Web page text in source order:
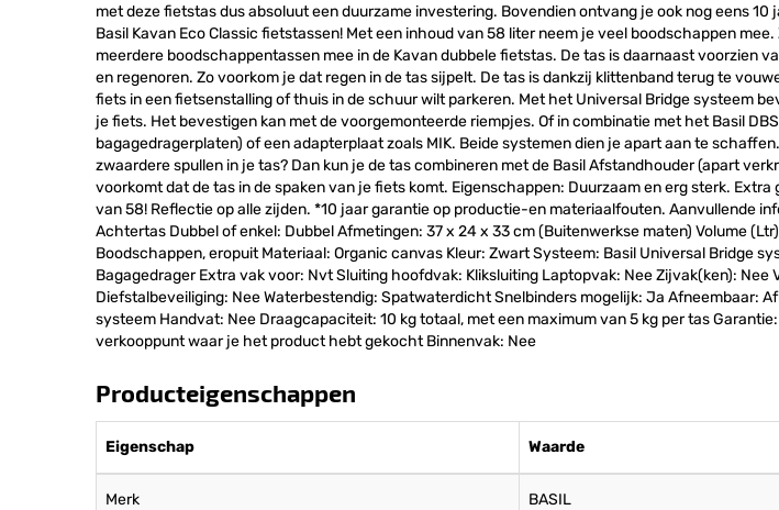
met deze fietstas dus absoluut een duurzame investering. Bovendien ontvang je ook nog eens 10
Basil Kavan Eco Classic fietstassen! Met een inhoud van 58 liter neem je veel boodschappen
meerdere boodschappentassen mee in de Kavan dubbele fietstas. De tas is daarnaast voorzien
en regenoren. Zo voorkom je dat regen in de tas sijpelt. De tas is dankzij klittenband terug te
fiets in een fietsenstalling of thuis in de schuur wilt parkeren. Met het Universal Bridge systeem
je fiets. Het bevestigen kan met de voorgemonteerde riempjes. Of in combinatie met het Basil
bagagedragerplaten) of een adapterplaat zoals MIK. Beide systemen dien je apart aan te
zwaardere spullen in je tas? Dan kun je de tas combineren met de Basil Afstandhouder (apart
voorkomt dat de tas in de spaken van je fiets komt. Eigenschappen: Duurzaam en erg sterk. Extra
van 58! Reflectie op alle zijden. *10 jaar garantie op productie-en materiaalfouten. Aanvullende
Achtertas Dubbel of enkel: Dubbel Afmetingen: 37 x 24 x 33 cm (Buitenwerkse maten) Volume
Boodschappen, eropuit Materiaal: Organic canvas Kleur: Zwart Systeem: Basil Universal Bridge
Bagagedrager Extra vak voor: Nvt Sluiting hoofdvak: Kliksluiting Laptopvak: Nee Zijvak(ken): Nee
Diefstalbeveiliging: Nee Waterbestendig: Spatwaterdicht Snelbinders mogelijk: Ja Afneembaar:
systeem Handvat: Nee Draagcapaciteit: 10 kg totaal, met een maximum van 5 kg per tas
verkooppunt waar je het product hebt gekocht Binnenvak: Nee
Producteigenschappen
Eigenschap Waarde
Merk BASIL